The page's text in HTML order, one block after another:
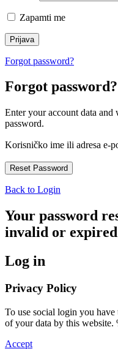
Zapamti me
Forgot password?
Forgot password?
Enter your account data
password.
Korisničko ime ili adresa e-
Back to Login
Your password
invalid or
Log in
Privacy Policy
To use social login you
of your data by this
Accept